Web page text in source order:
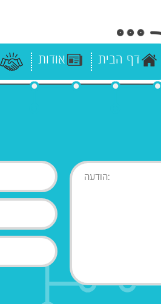
דף הבית אודות